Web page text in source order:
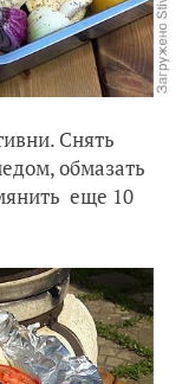
Снять
обмазать
еще 10